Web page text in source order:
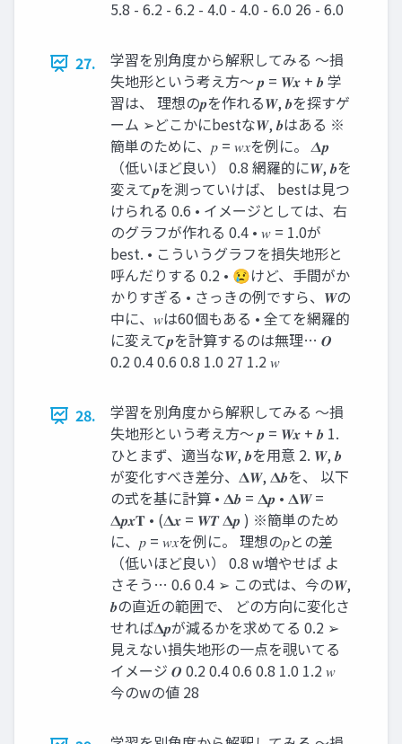
5.8 - 6.2 - 6.2 - 4.0 - 4.0 - 6.0 26 - 6.0
27.
学習を別角度から解釈してみる ～損
失地形という考え方～ 𝒑 = 𝑾𝒙 + 𝒃 学
習は、 理想の𝒑を作れる𝑾, 𝒃を探すゲ
ーム ➢どこかにbestな𝑾, 𝒃はある ※
簡単のために、𝑝 = 𝑤𝑥を例に。 𝜟𝒑
（低いほど良い） 0.8 網羅的に𝑾, 𝒃を
変えて𝒑を測っていけば、 bestは見つ
けられる 0.6 • イメージとしては、右
のグラフが作れる 0.4 • 𝑤 = 1.0が
best. • こういうグラフを損失地形と
呼んだりする 0.2 • 😢けど、手間がか
かりすぎる • さっきの例ですら、𝑾の
中に、𝑤は60個もある • 全てを網羅的
に変えて𝒑を計算するのは無理… 𝑶
0.2 0.4 0.6 0.8 1.0 27 1.2 𝑤
28.
学習を別角度から解釈してみる ～損
失地形という考え方～ 𝒑 = 𝑾𝒙 + 𝒃 1.
ひとまず、適当な𝑾, 𝒃を用意 2. 𝑾, 𝒃
が変化すべき差分、𝚫𝑾, 𝚫𝒃を、 以下
の式を基に計算 • 𝚫𝒃 = 𝚫𝒑 • 𝚫𝑾 =
𝚫𝒑𝒙𝐓 • (𝚫𝒙 = 𝑾𝑻 𝚫𝒑 ) ※簡単のため
に、𝑝 = 𝑤𝑥を例に。 理想の𝑝との差
（低いほど良い） 0.8 w増やせば よ
さそう… 0.6 0.4 ➢ この式は、今の𝑾,
𝒃の直近の範囲で、 どの方向に変化さ
せれば𝚫𝒑が減るかを求めてる 0.2 ➢
見えない損失地形の一点を覗いてる
イメージ 𝑶 0.2 0.4 0.6 0.8 1.0 1.2 𝑤
今のwの値 28